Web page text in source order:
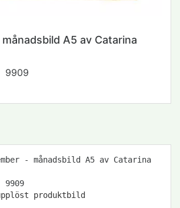
A5 av Catarina
9909
- månadsbild A5 av Catarina
9909
produktbild